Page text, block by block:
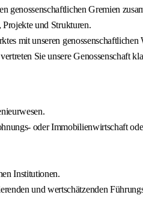
genossenschaftlichen Gremien
und Strukturen.
mit unseren
Sie unsere Genossenschaft
oder Immobilienwirtschaft
Institutionen.
und wertschätzenden